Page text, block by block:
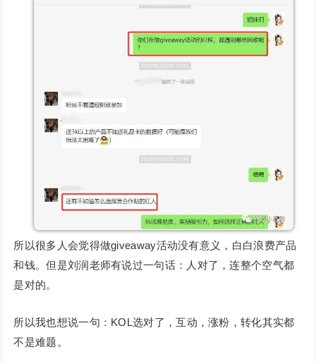
所以很多人会觉得做giveaway活动没有意义，白白浪费产品
和钱。但是刘润老师有说过一句话：人对了，连整个空气都
是对的。
所以我也想说一句：KOL选对了，互动，涨粉，转化其实都
不是难题。